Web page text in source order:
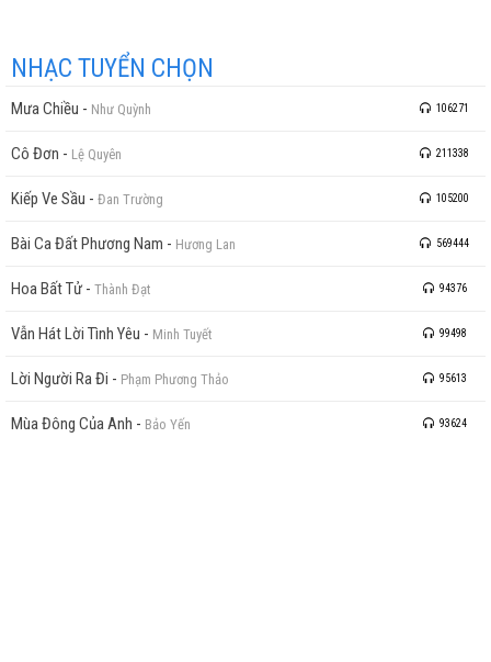
NHẠC TUYỂN CHỌN
Mưa Chiều - Như Quỳnh 106271
Cô Đơn - Lệ Quyên 211338
Kiếp Ve Sầu - Đan Trường 105200
Bài Ca Đất Phương Nam - Hương Lan 569444
Hoa Bất Tử - Thành Đạt 94376
Vẫn Hát Lời Tình Yêu - Minh Tuyết 99498
Lời Người Ra Đi - Phạm Phương Thảo 95613
Mùa Đông Của Anh - Bảo Yến 93624